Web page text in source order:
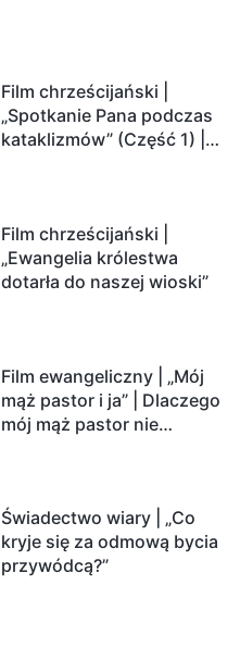
Film chrześcijański |
„Spotkanie Pana podczas
kataklizmów” (Część 1) |
Film chrześcijański |
„Ewangelia królestwa
dotarła do naszej wioski”
Film ewangeliczny | „Mój
mąż pastor i ja” | Dlaczego
mój mąż pastor nie
Świadectwo wiary | „Co
kryje się za odmową bycia
przywódcą?”